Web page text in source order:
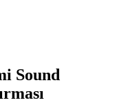
Sound